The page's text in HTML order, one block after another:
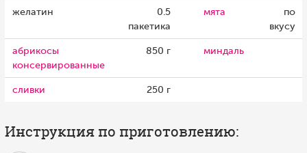
желатин
0.5
пакетика
мята
по
вкусу
абрикосы
консервированные
850 г миндаль
сливки 250 г
Инструкция по приготовлению: